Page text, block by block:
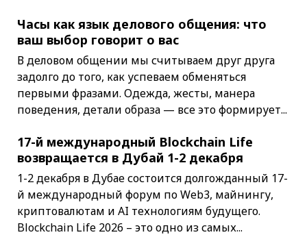
Часы как язык делового общения: что
ваш выбор говорит о вас
В деловом общении мы считываем друг друга
задолго до того, как успеваем обменяться
первыми фразами. Одежда, жесты, манера
поведения, детали образа — все это формирует...
17-й международный Blockchain Life
возвращается в Дубай 1-2 декабря
1-2 декабря в Дубае состоится долгожданный 17-
й международный форум по Web3, майнингу,
криптовалютам и AI технологиям будущего.
Blockchain Life 2026 – это одно из самых...